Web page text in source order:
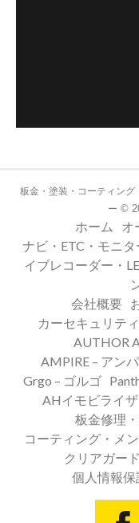
板金・塗装・コーティン
ー ©
ホーム オ
ナビ・ETC・モニ
イブレコーダー・
会社概要
カーセキュリテ
AUTHOR
AMPIRE – アン
Grgo – ゴルゴ
AHイモビライ
板金修理
コーティング・メ
クリアガード
個人情報保